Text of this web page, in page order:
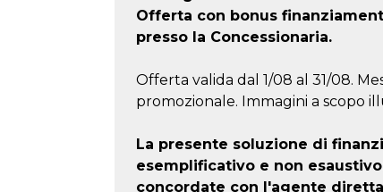
Offerta con bonus
presso la Concessionaria.
Offerta valida dal 1/08 al 31/08.
promozionale. Immagini a scopo
La presente soluzione di
esemplificativo e non
concordate con l'agente